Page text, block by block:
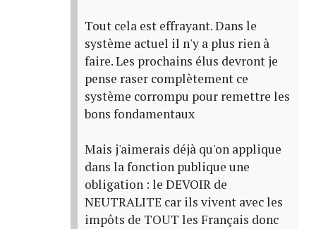
Tout cela est effrayant. Dans le
système actuel il n'y a plus rien à
faire. Les prochains élus devront je
pense raser complètement ce
système corrompu pour remettre les
bons fondamentaux
Mais j'aimerais déjà qu'on applique
dans la fonction publique une
obligation : le DEVOIR de
NEUTRALITE car ils vivent avec les
impôts de TOUT les Français donc